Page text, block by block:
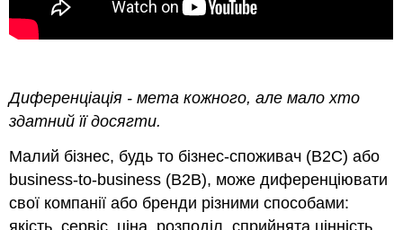
Диференціація - мета кожного, але мало хто
здатний її досягти.
Малий бізнес, будь то бізнес-споживач (B2C) або
business-to-business (B2B), може диференціювати
свої компанії або бренди різними способами:
якість, сервіс, ціна, розподіл, сприйнята цінність